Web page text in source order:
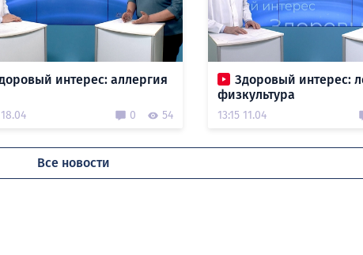
интерес: аллергия
0 54
Здоровый интерес:
физкультура
13:15 11.04
Все новости